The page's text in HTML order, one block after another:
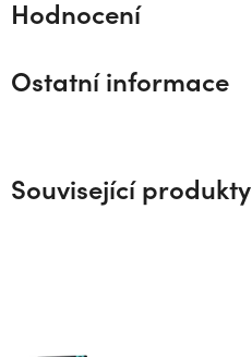
Hodnocení
Ostatní informace
Související produkty